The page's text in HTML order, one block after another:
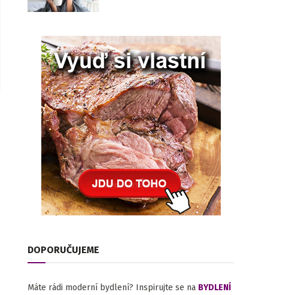
DOPORUČUJEME
Máte rádi moderní bydlení? Inspirujte se na BYDLENÍ